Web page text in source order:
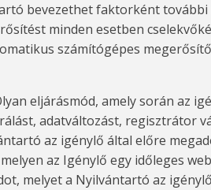
bevezethet faktorként további
minden esetben
számítógépes
eljárásmód, amely során az
adatváltozást, regisztrátor
az igénylő által előre
az Igénylő egy időleges
melyet a Nyilvántartó az